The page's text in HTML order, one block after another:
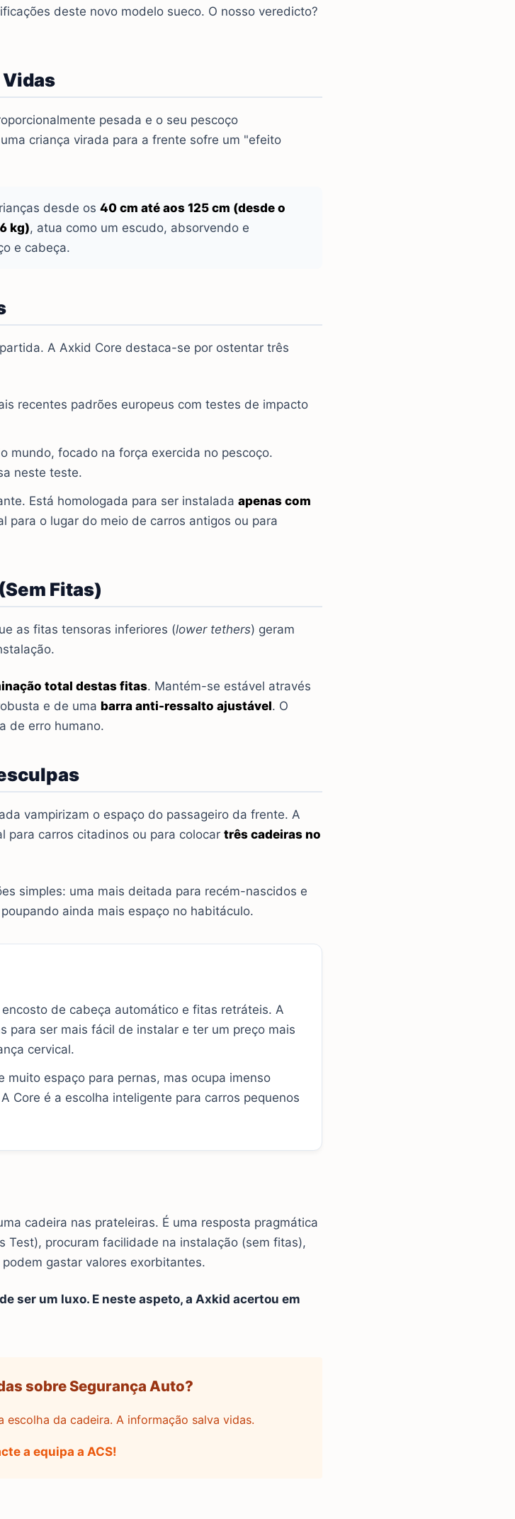
deste novo modelo sueco. O nosso veredicto?
Vidas
pesada e o seu pescoço
criança virada para a frente sofre um "efeito
desde os 40 cm até aos 125 cm (desde o
kg), atua como um escudo, absorvendo e
e cabeça.
A Axkid Core destaca-se por ostentar três
recentes padrões europeus com testes de impacto
mundo, focado na força exercida no pescoço.
neste teste.
Está homologada para ser instalada apenas com
para o lugar do meio de carros antigos ou para
Fitas)
as fitas tensoras inferiores (lower tethers) geram
total destas fitas. Mantém-se estável através
e de uma barra anti-ressalto ajustável. O
de erro humano.
vampirizam o espaço do passageiro da frente. A
para carros citadinos ou para colocar três cadeiras no
simples: uma mais deitada para recém-nascidos e
ainda mais espaço no habitáculo.
de cabeça automático e fitas retráteis. A
para ser mais fácil de instalar e ter um preço mais
cervical.
muito espaço para pernas, mas ocupa imenso
Core é a escolha inteligente para carros pequenos
cadeira nas prateleiras. É uma resposta pragmática
Test), procuram facilidade na instalação (sem fitas),
gastar valores exorbitantes.
ser um luxo. E neste aspeto, a Axkid acertou em
sobre Segurança Auto?
escolha da cadeira. A informação salva vidas.
a equipa a ACS!